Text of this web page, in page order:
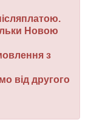
Новою
з
від другого